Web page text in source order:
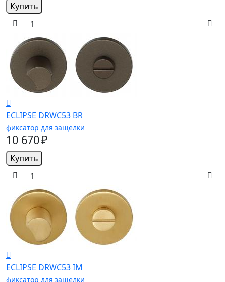
Купить
ECLIPSE DRWC53 BR
фиксатор для защелки
10 670 ₽
Купить
ECLIPSE DRWC53 IM
фиксатор для защелки